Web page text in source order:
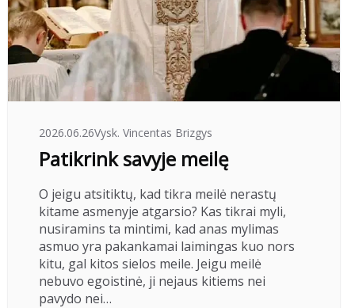
2026.06.26Vysk. Vincentas Brizgys
Patikrink savyje meilę
O jeigu atsitiktų, kad tikra meilė nerastų
kitame asmenyje atgarsio? Kas tikrai myli,
nusiramins ta mintimi, kad anas mylimas
asmuo yra pakankamai laimingas kuo nors
kitu, gal kitos sielos meile. Jeigu meilė
nebuvo egoistinė, ji nejaus kitiems nei
pavydo nei…